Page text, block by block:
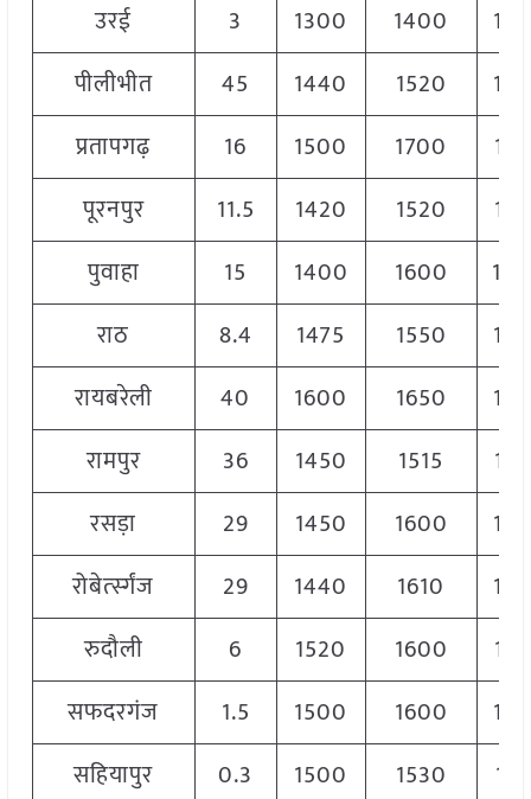
उरई
3 1300 1400
पीलीभीत
45 1440 1520
प्रतापगढ़
16 1500 1700
पूरनपुर
11.5 1420 1520
पुवाहा
15 1400 1600
राठ
8.4 1475 1550
रायबरेली
40 1600 1650
रामपुर
36 1450 1515
रसड़ा
29 1450 1600
रोबेर्त्स्गंज
29 1440 1610
रुदौली
6 1520 1600
सफदरगंज
1.5 1500 1600
सहियापुर
0.3 1500 1530